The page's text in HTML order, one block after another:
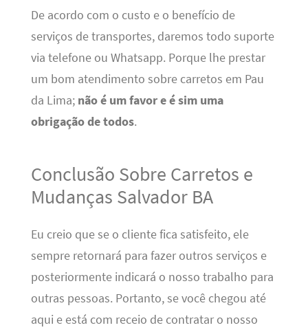
De acordo com o custo e o benefício de
serviços de transportes, daremos todo suporte
via telefone ou Whatsapp. Porque lhe prestar
um bom atendimento sobre carretos em Pau
da Lima; não é um favor e é sim uma
obrigação de todos.
Conclusão Sobre Carretos e
Mudanças Salvador BA
Eu creio que se o cliente fica satisfeito, ele
sempre retornará para fazer outros serviços e
posteriormente indicará o nosso trabalho para
outras pessoas. Portanto, se você chegou até
aqui e está com receio de contratar o nosso